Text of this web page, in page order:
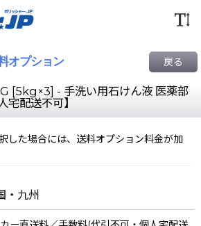
オプション 戻る
[5kg×3] - 手洗い用石けん液 医薬部
宅配送不可】
した場合には、送料オプション料金が加
・九州